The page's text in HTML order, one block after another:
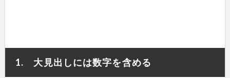
1. 大見出しには数字を含める